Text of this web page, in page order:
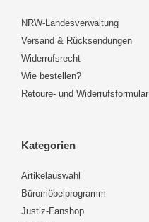
NRW-Landesverwaltung
Versand & Rücksendungen
Widerrufsrecht
Wie bestellen?
Retoure- und Widerrufsformular
Kategorien
Artikelauswahl
Büromöbelprogramm
Justiz-Fanshop